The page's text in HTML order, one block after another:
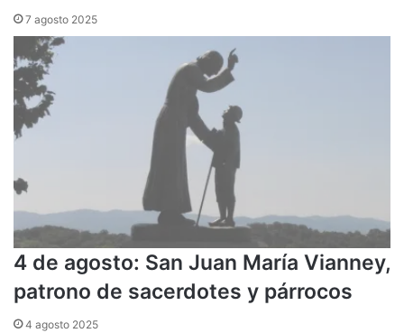
7 agosto 2025
4 de agosto: San Juan María Vianney,
patrono de sacerdotes y párrocos
4 agosto 2025